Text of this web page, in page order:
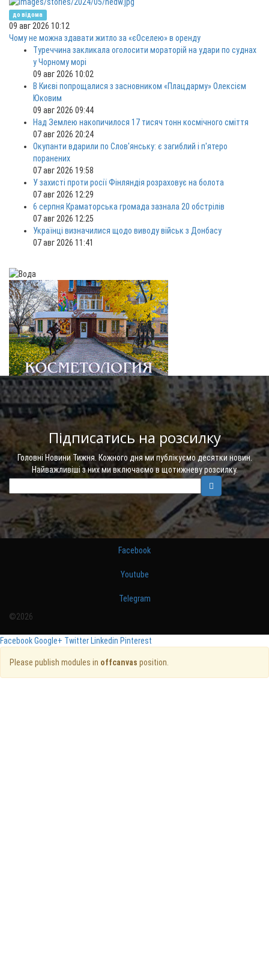
до відома
09 авг 2026 10:12
Чому не можна здавати житло за «єОселею» в оренду
Туреччина закликала оголосити мораторій на удари по суднах
у Чорному морі
09 авг 2026 10:02
В Києві попрощалися з засновником «Плацдарму» Олексієм
Юковим
09 авг 2026 09:44
Над Землею накопичилося 17 тисяч тонн космічного сміття
07 авг 2026 20:24
Окупанти вдарили по Слов'янську: є загиблий і п'ятеро
поранених
07 авг 2026 19:58
У захисті проти росії Фінляндія розраховує на болота
07 авг 2026 12:29
6 серпня Краматорська громада зазнала 20 обстрілів
07 авг 2026 12:25
Українці визначилися щодо виводу військ з Донбасу
07 авг 2026 11:41
Підписатись на розсилку
Головні Новини Тижня. Кожного дня ми публікуємо десятки новин.
Найважливіші з них ми включаємо в щотижневу розсилку.
Facebook
Youtube
Telegram
©2026
FacebookGoogle+ TwitterLinkedin Pinterest
Please publish modules in offcanvas position.